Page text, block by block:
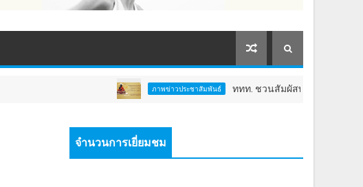
ภาพข่าวประชาสัมพันธ์ ททท. ชวนสัมผัสพลังแห่งศรัทธา ร่วมงา
จำนวนการเยี่ยมชม